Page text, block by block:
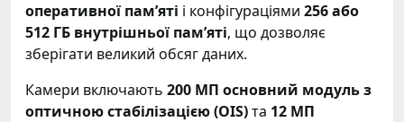
оперативної пам’яті і конфігураціями 256 або
512 ГБ внутрішньої пам’яті, що дозволяє
зберігати великий обсяг даних.
Камери включають 200 МП основний модуль з
оптичною стабілізацією (OIS)та 12 МП